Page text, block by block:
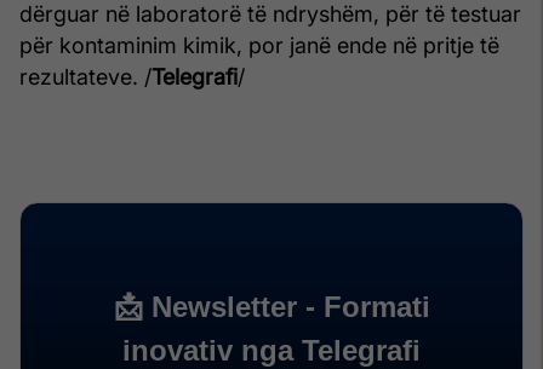
dërguar në laboratorë të ndryshëm, për të testuar
për kontaminim kimik, por janë ende në pritje të
rezultateve. /Telegrafi/